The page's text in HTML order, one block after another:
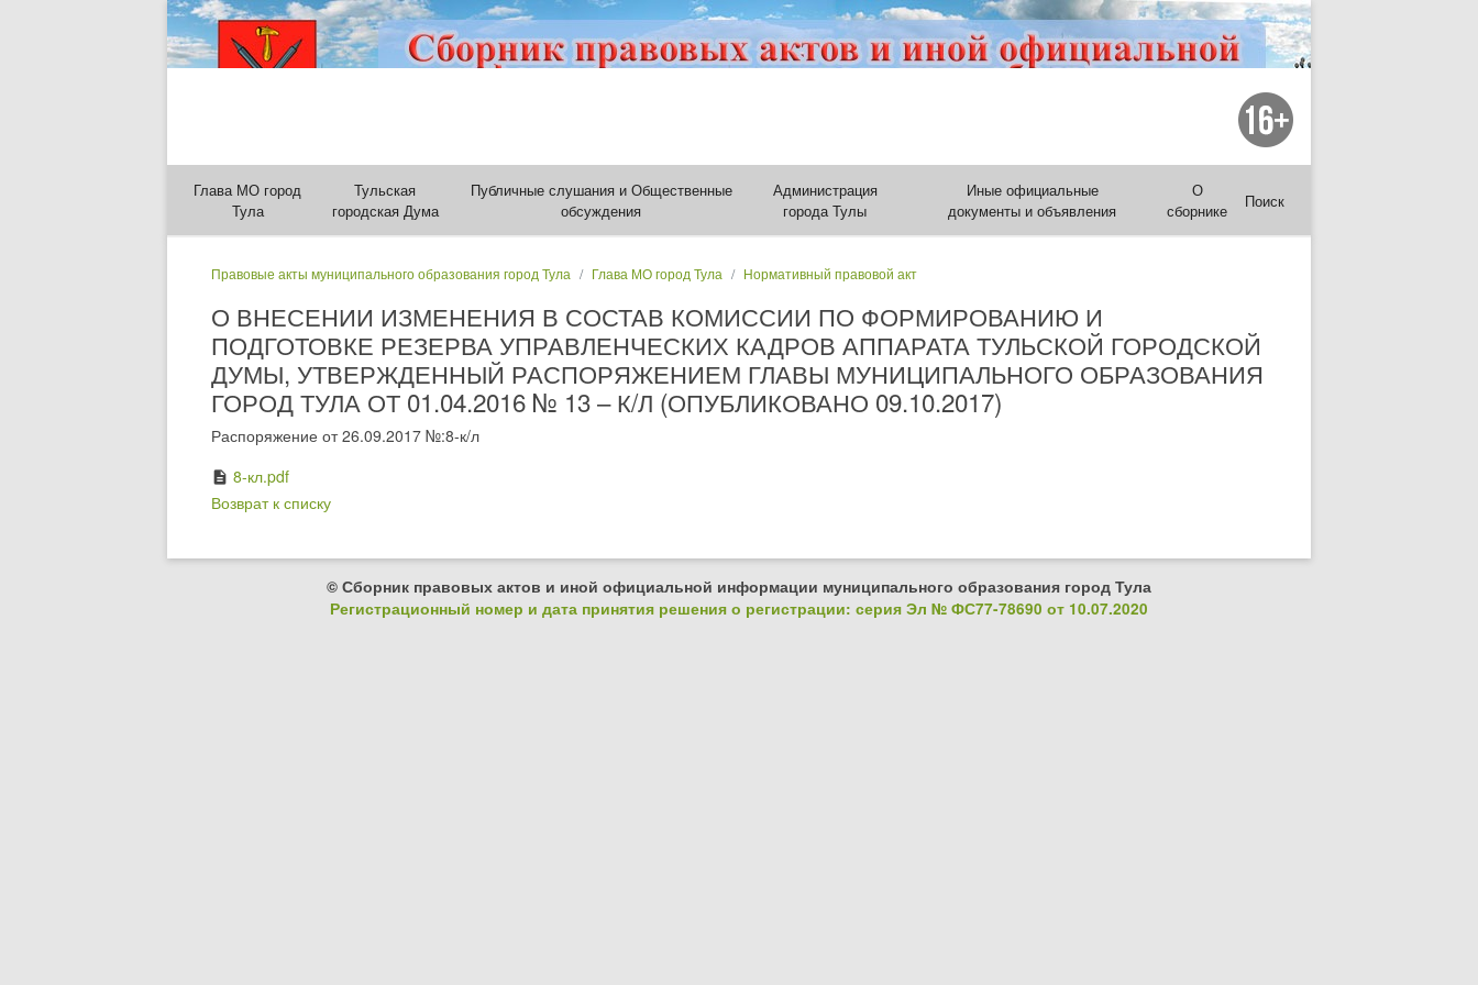
Глава МО город
Тула
Тульская
городская Дума
Публичные слушания и Общественные
обсуждения
Администрация
города Тулы
Иные официальные
документы и объявления
О
сборнике
Поиск
Правовые акты муниципального образования город Тула Глава МО город Тула Нормативный правовой акт
О ВНЕСЕНИИ ИЗМЕНЕНИЯ В СОСТАВ КОМИССИИ ПО ФОРМИРОВАНИЮ И
ПОДГОТОВКЕ РЕЗЕРВА УПРАВЛЕНЧЕСКИХ КАДРОВ АППАРАТА ТУЛЬСКОЙ ГОРОДСКОЙ
ДУМЫ, УТВЕРЖДЕННЫЙ РАСПОРЯЖЕНИЕМ ГЛАВЫ МУНИЦИПАЛЬНОГО ОБРАЗОВАНИЯ
ГОРОД ТУЛА ОТ 01.04.2016 № 13 – К/Л (ОПУБЛИКОВАНО 09.10.2017)
Распоряжение от 26.09.2017 №:8-к/л
description 8-кл.pdf
Возврат к списку
© Сборник правовых актов и иной официальной информации муниципального образования город Тула
Регистрационный номер и дата принятия решения о регистрации: серия Эл № ФС77-78690 от 10.07.2020